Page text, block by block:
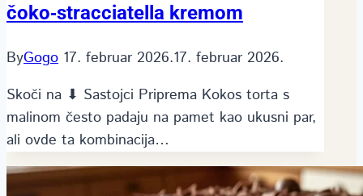
čoko‑stracciatella kremom
ByGogo 17. februar 2026.17. februar 2026.
Skoči na ⬇ Sastojci Priprema Kokos torta s
malinom često padaju na pamet kao ukusni par,
ali ovde ta kombinacija…